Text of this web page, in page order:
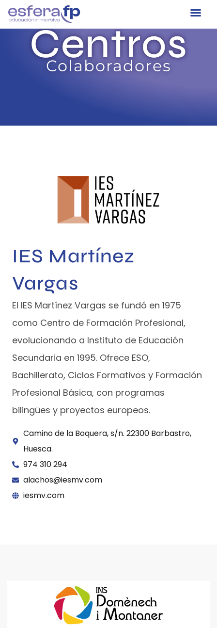
Centros
Colaboradores
IES Martínez
Vargas
El IES Martínez Vargas se fundó en 1975
como Centro de Formación Profesional,
evolucionando a Instituto de Educación
Secundaria en 1995. Ofrece ESO,
Bachillerato, Ciclos Formativos y Formación
Profesional Básica, con programas
bilingües y proyectos europeos.
Camino de la Boquera, s/n. 22300 Barbastro,
Huesca.
974 310 294
alachos@iesmv.com
iesmv.com